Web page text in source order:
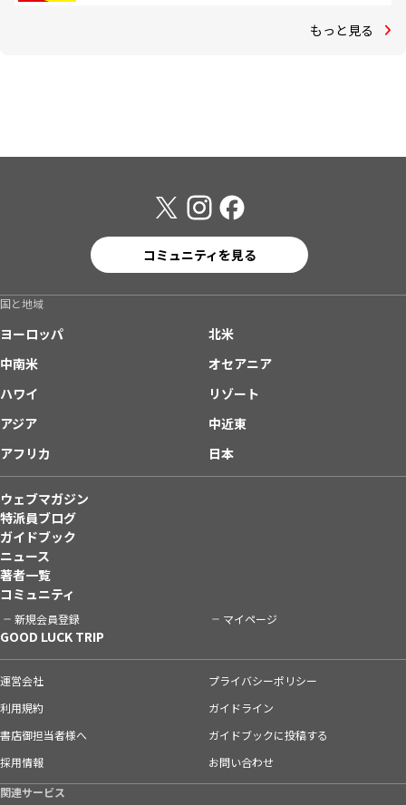
もっと見る
コミュニティを見る
国と地域
ヨーロッパ
北米
中南米
オセアニア
ハワイ
リゾート
アジア
中近東
アフリカ
日本
ウェブマガジン
特派員ブログ
ガイドブック
ニュース
著者一覧
コミュニティ
新規会員登録 マイページ
GOOD LUCK TRIP
運営会社
プライバシーポリシー
利用規約
ガイドライン
書店御担当者様へ
ガイドブックに投稿する
採用情報
お問い合わせ
関連サービス